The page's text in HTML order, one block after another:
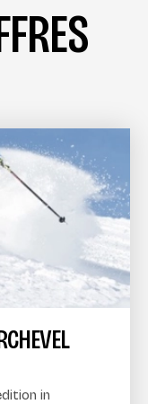
in